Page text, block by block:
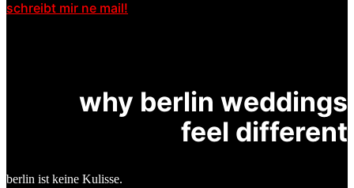
schreibt mir ne mail!
why berlin weddings
feel different
berlin ist keine Kulisse.